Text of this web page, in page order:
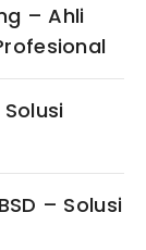
– Ahli
– Solusi